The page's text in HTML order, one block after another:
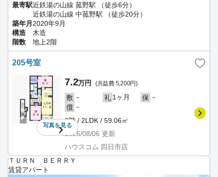
最寄駅近鉄湯の山線 菰野駅 （徒歩6分）
近鉄湯の山線 中菰野駅 （徒歩20分）
築年月2020年9月
構造
木造
階数
地上2階
205号室
写真を見る
7.2万円 (共益費 5,200円)
敷 － 礼 1ヶ月 保 －
償 －
2階 / 2LDK / 59.06㎡
2026/08/06 更新
ハウスコム 四日市店
ＴＵＲＮ ＢＥＲＲＹ
賃貸アパート